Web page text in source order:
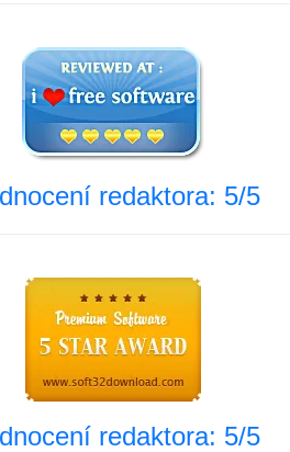
redaktora: 5/5
redaktora: 5/5